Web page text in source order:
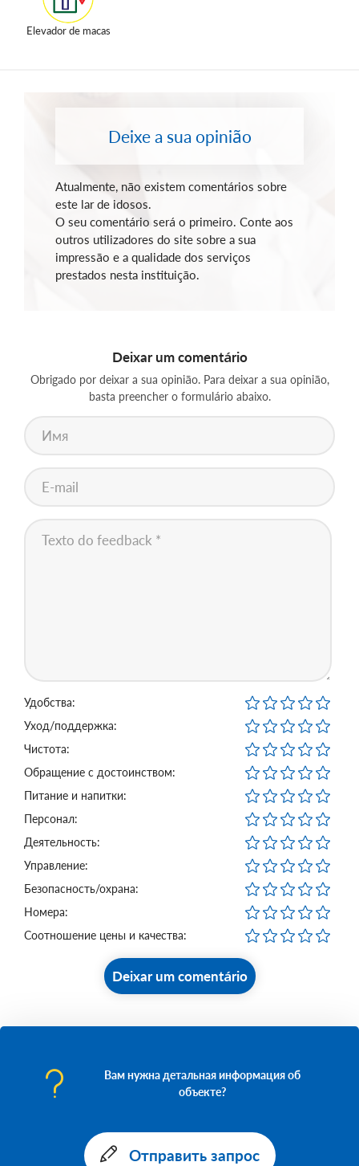
Elevador de macas
Deixe a sua opinião
Atualmente, não existem comentários sobre
este lar de idosos.
O seu comentário será o primeiro. Conte aos
outros utilizadores do site sobre a sua
impressão e a qualidade dos serviços
prestados nesta instituição.
Deixar um comentário
Obrigado por deixar a sua opinião. Para deixar a sua opinião,
basta preencher o formulário abaixo.
Удобства:
Уход/поддержка:
Чистота:
Обращение с достоинством:
Питание и напитки:
Персонал:
Деятельность:
Управление:
Безопасность/охрана:
Номера:
Соотношение цены и качества:
Deixar um comentário
Вам нужна детальная информация об
объекте?
Отправить запрос